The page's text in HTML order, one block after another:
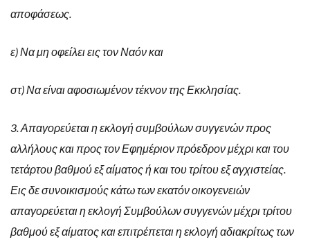
αποφάσεως.
ε) Να μη οφείλει εις τον Ναόν και
στ) Να είναι αφοσιωμένον τέκνον της Εκκλησίας.
3. Απαγορεύεται η εκλογή συμβούλων συγγενών προς
αλλήλους και προς τον Εφημέριον πρόεδρον μέχρι και του
τετάρτου βαθμού εξ αίματος ή και του τρίτου εξ αγχιστείας.
Εις δε συνοικισμούς κάτω των εκατόν οικογενειών
απαγορεύεται η εκλογή Συμβούλων συγγενών μέχρι τρίτου
βαθμού εξ αίματος και επιτρέπεται η εκλογή αδιακρίτως των